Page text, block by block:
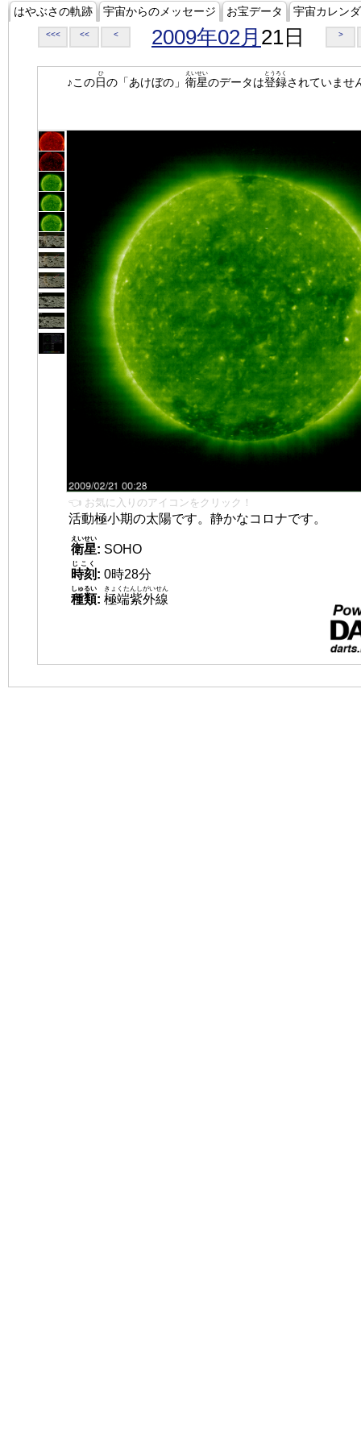
はやぶさの軌跡 宇宙からのメッセージ お宝データ 宇宙カレン
<<< << < 2009年02月 21日 >
♪この日
ひ
の「あけぼの」 衛星
えいせい
のデータは登録
とうろく
されていませ
👈 お気に入りのアイコンをクリック！
活動極小期の太陽です。静かなコロナです。
衛星
えいせい
: SOHO
時刻
じこく
: 0時28分
種類
しゅるい
: 極端紫外線
きょくたんしがいせん